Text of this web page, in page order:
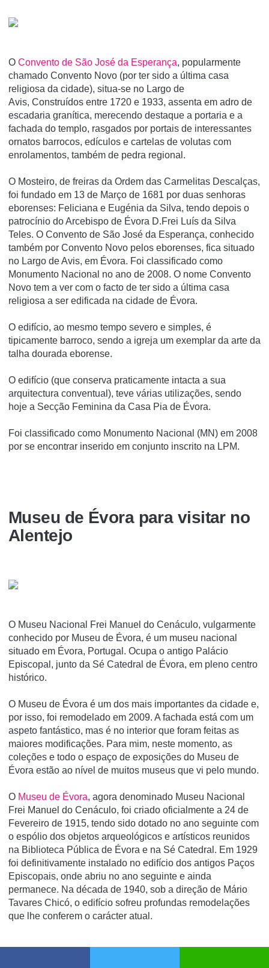
O Convento de São José da Esperança, popularmente
chamado Convento Novo (por ter sido a última casa
religiosa da cidade), situa-se no Largo de
Avis, Construídos entre 1720 e 1933, assenta em adro de
escadaria granítica, merecendo destaque a portaria e a
fachada do templo, rasgados por portais de interessantes
ornatos barrocos, edículos e cartelas de volutas com
enrolamentos, também de pedra regional.
O Mosteiro, de freiras da Ordem das Carmelitas Descalças,
foi fundado em 13 de Março de 1681 por duas senhoras
eborenses: Feliciana e Eugénia da Silva, tendo depois o
patrocí­nio do Arcebispo de Évora D.Frei Luí­s da Silva
Teles. O Convento de São José da Esperança, conhecido
também por Convento Novo pelos eborenses, fica situado
no Largo de Avis, em Évora. Foi classificado como
Monumento Nacional no ano de 2008. O nome Convento
Novo tem a ver com o facto de ter sido a última casa
religiosa a ser edificada na cidade de Évora.
O edifí­cio, ao mesmo tempo severo e simples, é
tipicamente barroco, sendo a igreja um exemplar da arte da
talha dourada eborense.
O edifí­cio (que conserva praticamente intacta a sua
arquitectura conventual), teve várias utilizações, sendo
hoje a Secção Feminina da Casa Pia de Évora.
Foi classificado como Monumento Nacional (MN) em 2008
por se encontrar inserido em conjunto inscrito na LPM.
Museu de Évora para visitar no
Alentejo
O Museu Nacional Frei Manuel do Cenáculo, vulgarmente
conhecido por Museu de Évora, é um museu nacional
situado em Évora, Portugal. Ocupa o antigo Palácio
Episcopal, junto da Sé Catedral de Évora, em pleno centro
histórico.
O Museu de Évora é um dos mais importantes da cidade e,
por isso, foi remodelado em 2009. A fachada está com um
aspeto fantástico, mas é no interior que foram feitas as
maiores modificações. Para mim, neste momento, as
coleções e todo o espaço de exposições do Museu de
Évora estão ao nível de muitos museus que vi pelo mundo.
O Museu de Évora, agora denominado Museu Nacional
Frei Manuel do Cenáculo, foi criado oficialmente a 24 de
Fevereiro de 1915, tendo sido dotado no ano seguinte com
o espólio dos objetos arqueológicos e artísticos reunidos
na Biblioteca Pública de Évora e na Sé Catedral. Em 1929
foi definitivamente instalado no edifício dos antigos Paços
Episcopais, onde abriu no ano seguinte e ainda
permanece. Na década de 1940, sob a direção de Mário
Tavares Chicó, o edifício sofreu profundas remodelações
que lhe conferem o carácter atual.